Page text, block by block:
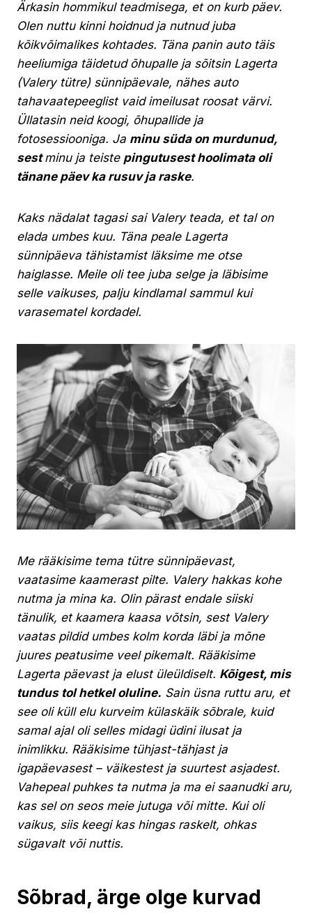
Ärkasin hommikul teadmisega, et on kurb päev.
Olen nuttu kinni hoidnud ja nutnud juba
kõikvõimalikes kohtades. Täna panin auto täis
heeliumiga täidetud õhupalle ja sõitsin Lagerta
(Valery tütre) sünnipäevale, nähes auto
tahavaatepeeglist vaid imeilusat roosat värvi.
Üllatasin neid koogi, õhupallide ja
fotosessiooniga. Ja minu süda on murdunud,
sestminu ja teiste pingutusest hoolimata oli
tänane päev ka rusuv ja raske.
Kaks nädalat tagasi sai Valery teada, et tal on
elada umbes kuu. Täna peale Lagerta
sünnipäeva tähistamist läksime me otse
haiglasse. Meile oli tee juba selge ja läbisime
selle vaikuses, palju kindlamal sammul kui
varasematel kordadel.
Me rääkisime tema tütre sünnipäevast,
vaatasime kaamerast pilte. Valery hakkas kohe
nutma ja mina ka. Olin pärast endale siiski
tänulik, et kaamera kaasa võtsin, sest Valery
vaatas pildid umbes kolm korda läbi ja mõne
juures peatusime veel pikemalt. Rääkisime
Lagerta päevast ja elust üleüldiselt. Kõigest, mis
tundus tol hetkel oluline. Sain üsna ruttu aru, et
see oli küll elu kurveim külaskäik sõbrale, kuid
samal ajal oli selles midagi üdini ilusat ja
inimlikku. Rääkisime tühjast-tähjast ja
igapäevasest – väikestest ja suurtest asjadest.
Vahepeal puhkes ta nutma ja ma ei saanudki aru,
kas sel on seos meie jutuga või mitte. Kui oli
vaikus, siis keegi kas hingas raskelt, ohkas
sügavalt või nuttis.
Sõbrad, ärge olge kurvad